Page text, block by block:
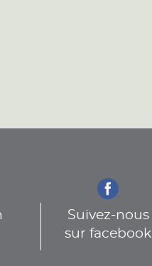
Suivez-nous
sur facebook